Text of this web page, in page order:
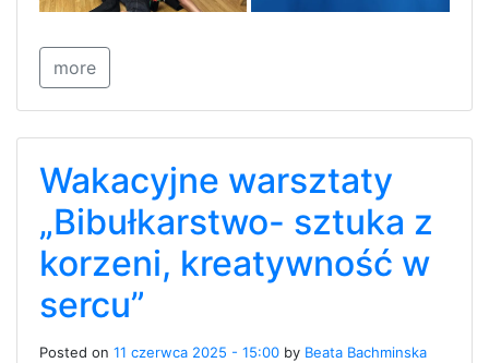
more
Wakacyjne warsztaty
„Bibułkarstwo- sztuka z
korzeni, kreatywność w
sercu”
Posted on 11 czerwca 2025 - 15:00 by Beata Bachminska